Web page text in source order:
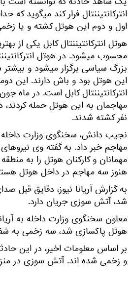
اول و دوم این‌ هوتل کشته و یا
هوتل انتركانتيننتال کابل یکی از
محسوب میشود. در هوتل
بزرگ سیاسی برگزار میشود و
این هوتل بود و باش دارند. این
نفر کشته شدند.
نجیب دانش، سخنگوی وزارت
مهاجم خبر داد. به گفته وی
مهمانان و کارکنان هوتل را به
هنوز سه مهاجم در داخل هوتل
به گزارش آریانا نیوز، دقایق قبل
شد، آتش سوزی جریان دارد.
معاون سخنگوی وزارت داخله به
هوتل پاکسازی شد، سه زخمی به
و زخمی شده اند. آتش سوزی در